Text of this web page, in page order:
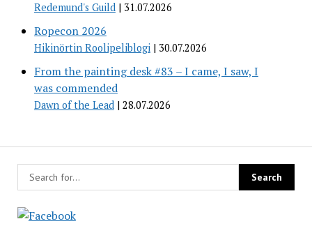
Redemund's Guild 31.07.2026
Ropecon 2026
Hikinörtin Roolipeliblogi 30.07.2026
From the painting desk #83 – I came, I saw, I
was commended
Dawn of the Lead 28.07.2026